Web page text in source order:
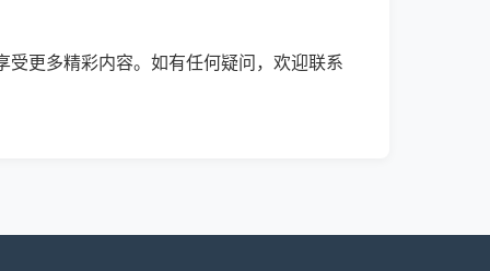
更多精彩内容。如有任何疑问，欢迎联系